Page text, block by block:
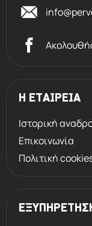
Η ΕΤΑΙΡΕΙΑ
Ιστορική
Επικοινωνία
Πολιτική